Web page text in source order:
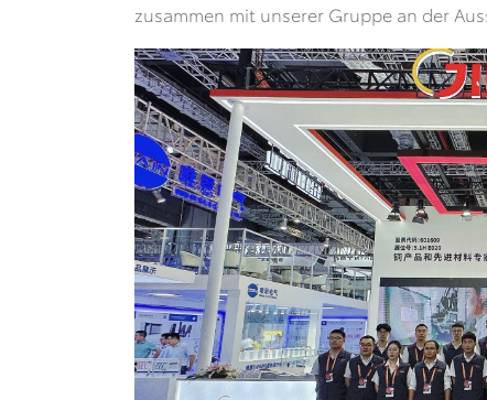
zusammen mit unserer Gruppe an der